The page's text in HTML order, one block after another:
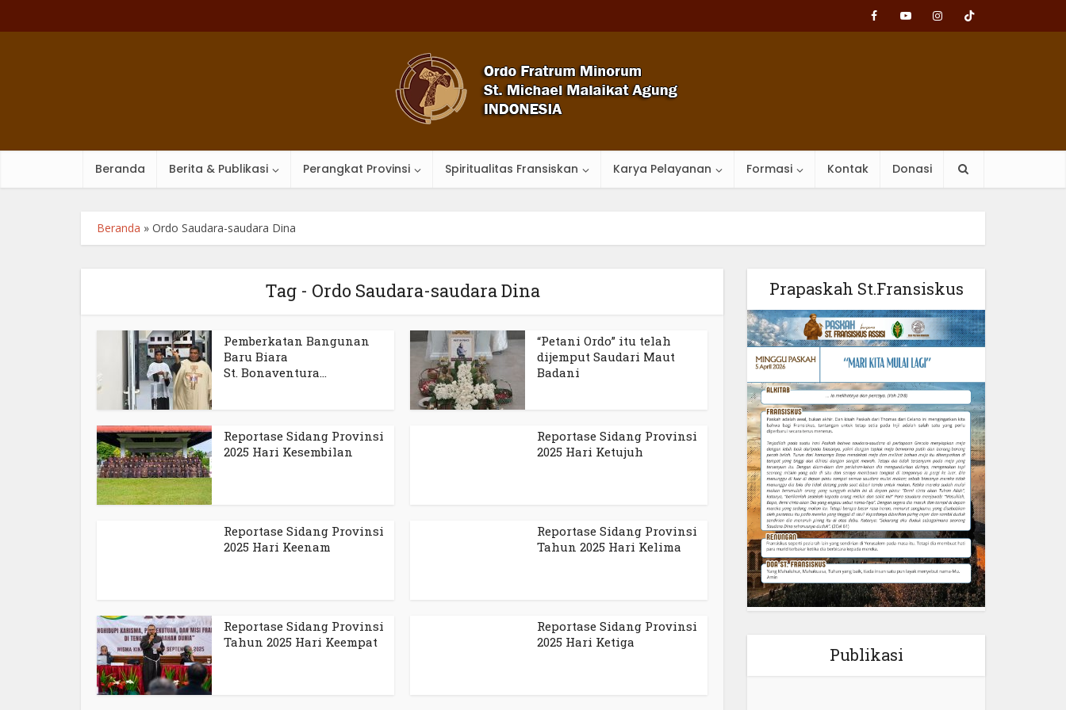
Beranda Berita & Publikasi Perangkat Provinsi Spiritualitas Fransiskan Karya Pelayanan Formasi Kontak Donasi
Beranda » Ordo Saudara-saudara Dina
Tag - Ordo Saudara-saudara Dina
Pemberkatan Bangunan
Baru Biara
St. Bonaventura...
“Petani Ordo” itu telah
dijemput Saudari Maut
Badani
Reportase Sidang Provinsi
2025 Hari Kesembilan
Reportase Sidang Provinsi
2025 Hari Ketujuh
Reportase Sidang Provinsi
2025 Hari Keenam
Reportase Sidang Provinsi
Tahun 2025 Hari Kelima
Reportase Sidang Provinsi
Tahun 2025 Hari Keempat
Reportase Sidang Provinsi
2025 Hari Ketiga
Prapaskah St.Fransiskus
Publikasi